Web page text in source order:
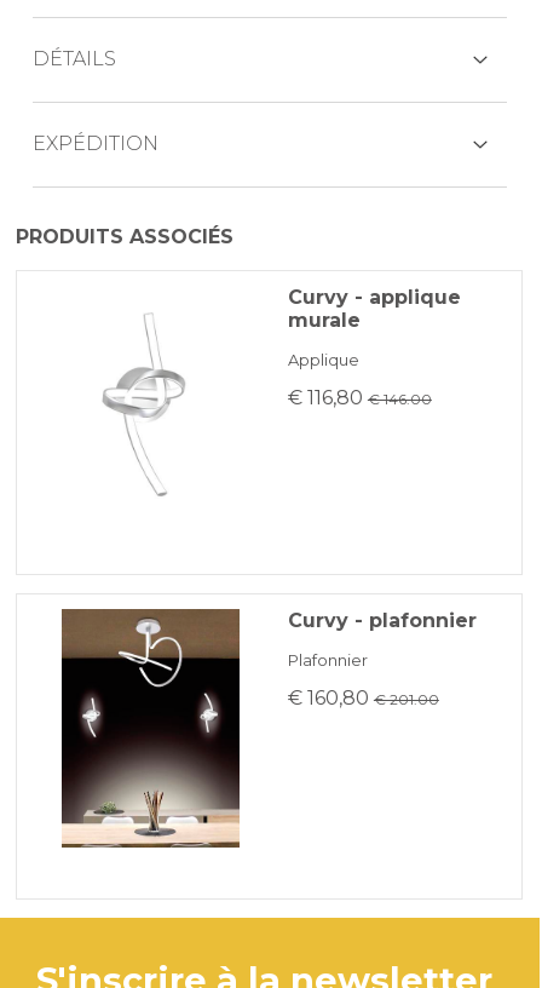
VIREMENT BANCAIRE
Paiement en 3 fois sans intérêt pour les commandes supérieures à
REDIRECTIONS BANCAIRES
DÉTAILS
Source lumineuse : 45 W, ballast intégré
Luminosité : 2900 lumens
Dimensions :
hauteur totale 1325 mm
EXPÉDITION
un délai de 3 à 5 jours ouvrables.
PRODUITS ASSOCIÉS
Curvy - applique
murale
Applique
€ 116,80 € 146.00
Curvy - plafonnier
Plafonnier
€ 160,80 € 201.00